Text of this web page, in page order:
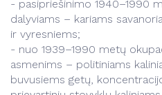
- pasipriešinimo 1940–1990
dalyviams – kariams
ir vyresniems;
- nuo 1939–1990 metų
asmenims – politiniams
buvusiems getų,